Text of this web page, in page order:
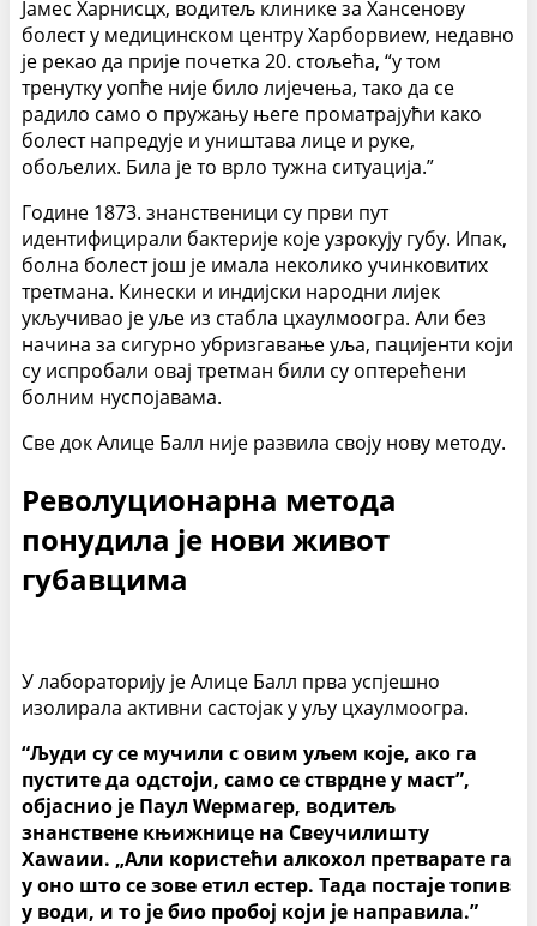
Јамес Харнисцх, водитељ клинике за Хансенову
болест у медицинском центру Харборвиеw, недавно
је рекао да прије почетка 20. стољећа, “у том
тренутку уопће није било лијечења, тако да се
радило само о пружању његе проматрајући како
болест напредује и уништава лице и руке,
обољелих. Била је то врло тужна ситуација.”
Године 1873. знанственици су први пут
идентифицирали бактерије које узрокују губу. Ипак,
болна болест још је имала неколико учинковитих
третмана. Кинески и индијски народни лијек
укључивао је уље из стабла цхаулмоогра. Али без
начина за сигурно убризгавање уља, пацијенти који
су испробали овај третман били су оптерећени
болним нуспојавама.
Све док Алице Балл није развила своју нову методу.
Револуционарна метода
понудила је нови живот
губавцима
У лабораторију је Алице Балл прва успјешно
изолирала активни састојак у уљу цхаулмоогра.
“Људи су се мучили с овим уљем које, ако га
пустите да одстоји, само се стврдне у маст”,
објаснио је Паул Wермагер, водитељ
знанствене књижнице на Свеучилишту
Хаwаии. „Али користећи алкохол претварате га
у оно што се зове етил естер. Тада постаје топив
у води, и то је био пробој који је направила.”